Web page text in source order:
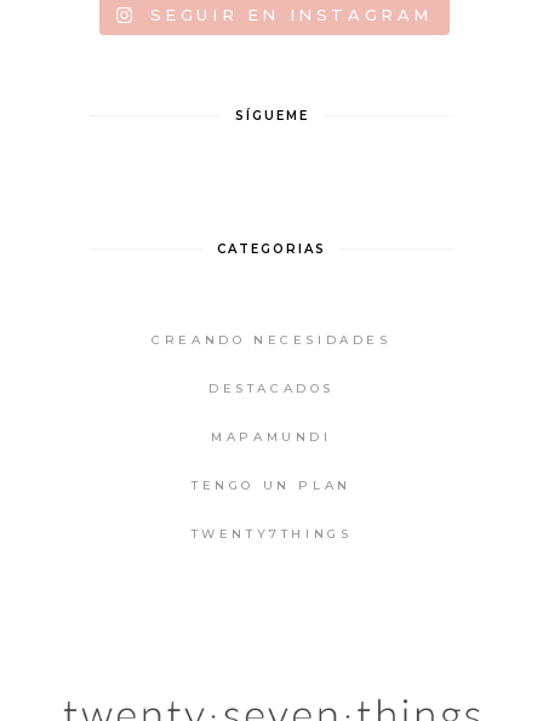
SEGUIR EN INSTAGRAM
SÍGUEME
CATEGORIAS
CREANDO NECESIDADES
DESTACADOS
MAPAMUNDI
TENGO UN PLAN
TWENTY7THINGS